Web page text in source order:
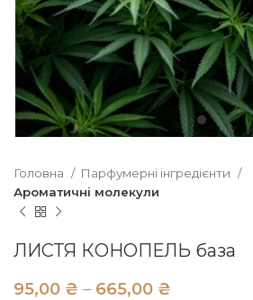
Головна
Парфумерні інгредієнти
Ароматичні молекули
ЛИСТЯ КОНОПЕЛЬ база
₴ ₴